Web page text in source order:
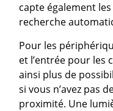
capte également
recherche
Pour les
et l’entrée pour les
ainsi plus de
si vous n’avez pas
proximité. Une